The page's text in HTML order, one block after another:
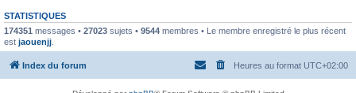
STATISTIQUES
174351 messages • 27023 sujets • 9544 membres • Le membre enregistré le plus récent
est jaouenjj
Index du forum Heures au format UTC+02:00